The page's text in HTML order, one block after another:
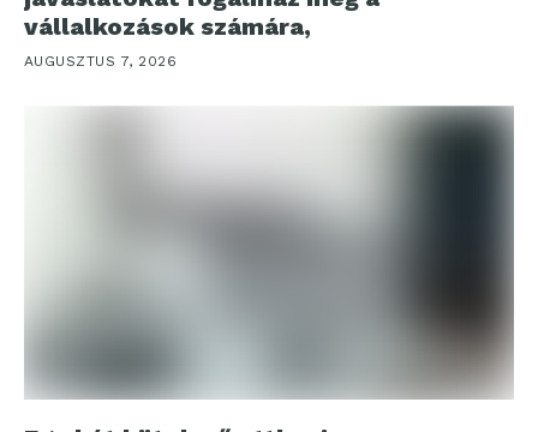
vállalkozások számára,
AUGUSZTUS 7, 2026